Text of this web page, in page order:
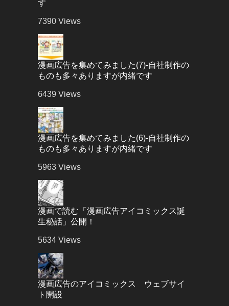
す
7390 Views
漫画広告を集めてみました(7)-自社制作の
ものも多々ありますが内緒です
6439 Views
漫画広告を集めてみました(6)-自社制作の
ものも多々ありますが内緒です
5963 Views
漫画で読む「漫画広告アイコミックス誕
生秘話」公開！
5634 Views
漫画広告のアイコミックス ウェブサイ
ト開設